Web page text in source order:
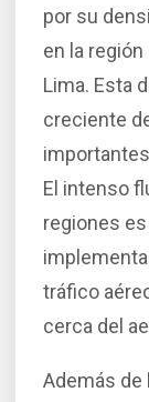
por su
en la región
Lima. Esta
creciente
El intenso
regiones
tráfico
cerca del
Además de